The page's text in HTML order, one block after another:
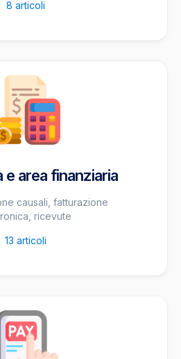
8 articoli
e area finanziaria
causali, fatturazione
ricevute
13 articoli